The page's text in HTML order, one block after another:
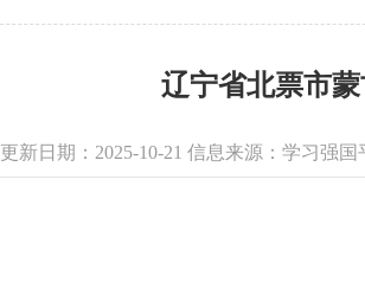
辽宁省北票市
更新日期：2025-10-21 信息来源：学习强